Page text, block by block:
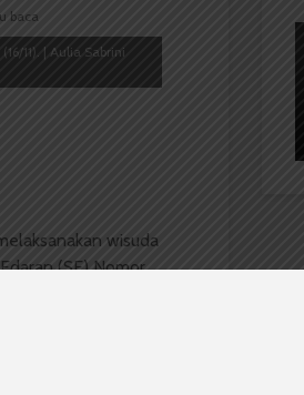
baca
11). | Aulia Sabrini
wisuda
(SE) Nomor